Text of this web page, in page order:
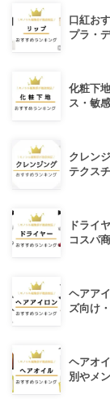
口紅お
プラ・
化粧下
ス・敏
クレン
テクス
ドライ
コスパ商
ヘアア
ズ向け
ヘアオ
別やメ